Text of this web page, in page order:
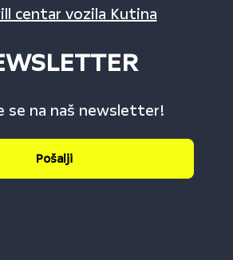
centar vozila Kutina
se na naš newsletter!
Pošalji